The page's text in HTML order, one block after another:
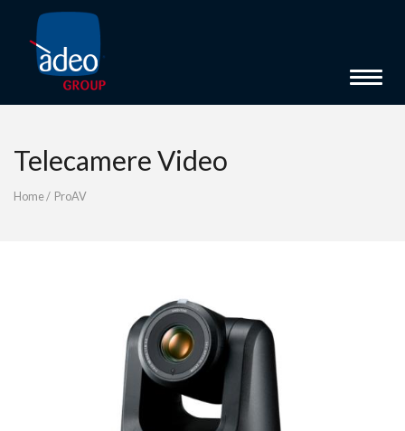
Toggle
Telecamere Video
Home/ ProAV